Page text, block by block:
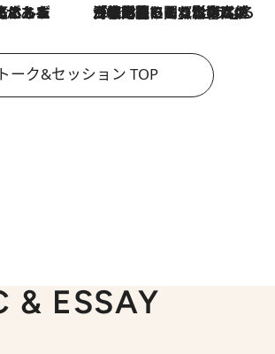
2026.8.3
「住宅建てられない…」「サーチャージ料の高値が続いている」ホルムズ海峡封鎖による影響はいつまで続く？《エネルギー専門家に聞く“どうなる日本の暮らし”》
トーク&セッション TOP
& ESSAY